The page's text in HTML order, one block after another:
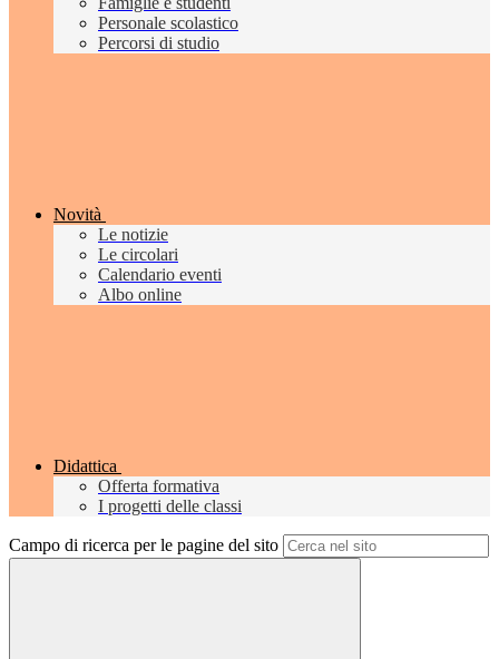
Personale scolastico
Percorsi di studio
Novità
Le notizie
Le circolari
Calendario eventi
Albo online
Didattica
Offerta formativa
I progetti delle classi
Campo di ricerca per le pagine del sito